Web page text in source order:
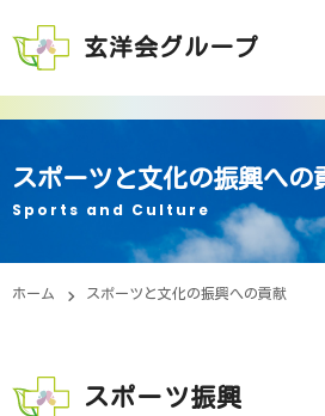
玄洋会グループ
ご挨拶
スポーツと文化の振興への
Sports and Culture
ホーム スポーツと文化の振興への貢献
スポーツ振興